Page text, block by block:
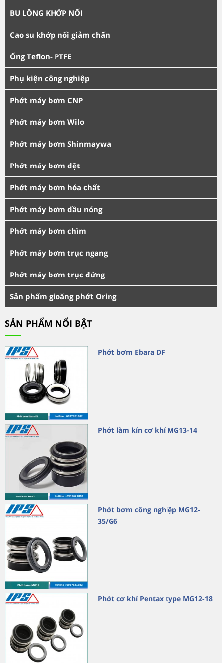
BU LÔNG KHỚP NỐI
Cao su khớp nối giảm chấn
Ống Teflon- PTFE
Phụ kiện công nghiệp
Phớt máy bơm CNP
Phớt máy bơm Wilo
Phớt máy bơm Shinmaywa
Phớt máy bơm dệt
Phớt máy bơm hóa chất
Phớt máy bơm dầu nóng
Phớt máy bơm chìm
Phớt máy bơm trục ngang
Phớt máy bơm trục đứng
Sản phẩm gioăng phớt Oring
SẢN PHẨM NỔI BẬT
Phớt bơm Ebara DF
Phớt làm kín cơ khí MG13-14
Phớt bơm công nghiệp MG12-
35/G6
Phớt cơ khí Pentax type MG12-18